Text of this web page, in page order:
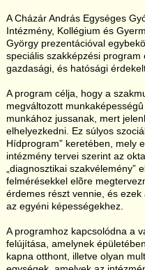
A Cházár András Egységes
Intézmény, Kollégium és
György prezentációval
speciális szakképzési
gazdasági, és hatósági
A program célja, hogy a
megváltozott
munkához jussanak, mert
elhelyezkedni. Ez súlyos
Hídprogram” keretében, mely
intézmény tervei szerint az
„diagnosztikai szakvélemény”
felmérésekkel elõre
érdemes részt vennie, és
az egyéni képességekhez.
A programhoz kapcsolódna a
felújítása, amelynek
kapna otthont, illetve olyan